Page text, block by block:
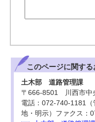
このページに関する
土木部 道路管理課
〒666-8501 川西市
電話：072-740-1181
地・明示）ファクス：